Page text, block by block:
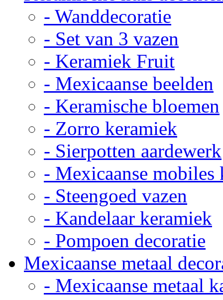
- Wanddecoratie
- Set van 3 vazen
- Keramiek Fruit
- Mexicaanse beelden
- Keramische bloemen
- Zorro keramiek
- Sierpotten aardewerk
- Mexicaanse mobiles
- Steengoed vazen
- Kandelaar keramiek
- Pompoen decoratie
Mexicaanse metaal
- Mexicaanse metaal